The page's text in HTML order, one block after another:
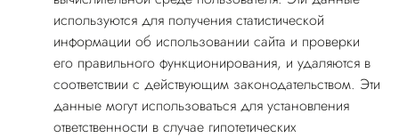
используются для получения статистической
информации об использовании сайта и проверки
его правильного функционирования, и удаляются в
соответствии с действующим законодательством. Эти
данные могут использоваться для установления
ответственности в случае гипотетических